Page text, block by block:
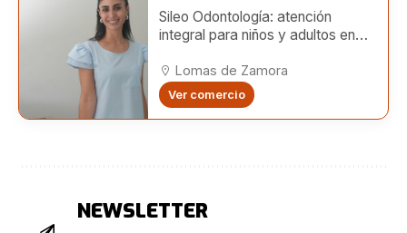
Sileo Odontología: atención
integral para niños y adultos en
Lomas de Zamora
Ver comercio
NEWSLETTER